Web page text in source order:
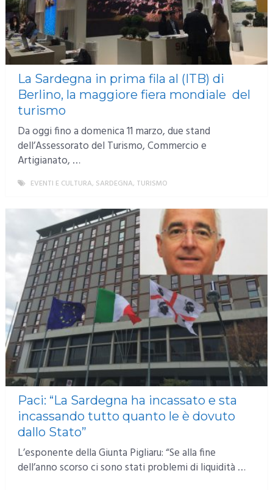
La Sardegna in prima fila al (ITB) di
Berlino, la maggiore fiera mondiale del
turismo
Da oggi fino a domenica 11 marzo, due stand
dell’Assessorato del Turismo, Commercio e
Artigianato, …
EVENTI E CULTURA, SARDEGNA, TURISMO
Paci: “La Sardegna ha incassato e sta
incassando tutto quanto le è dovuto
dallo Stato”
L’esponente della Giunta Pigliaru: “Se alla fine
dell’anno scorso ci sono stati problemi di liquidità …